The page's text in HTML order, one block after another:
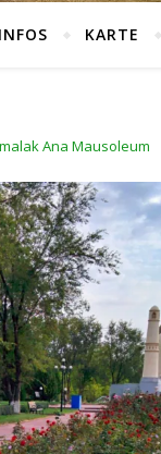
KARTE
Ana Mausoleum